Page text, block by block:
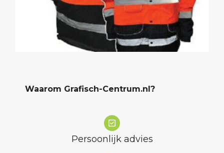
Waarom Grafisch-Centrum.nl?
Persoonlijk advies